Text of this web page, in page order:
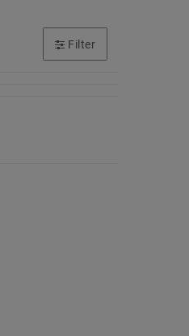
Filter